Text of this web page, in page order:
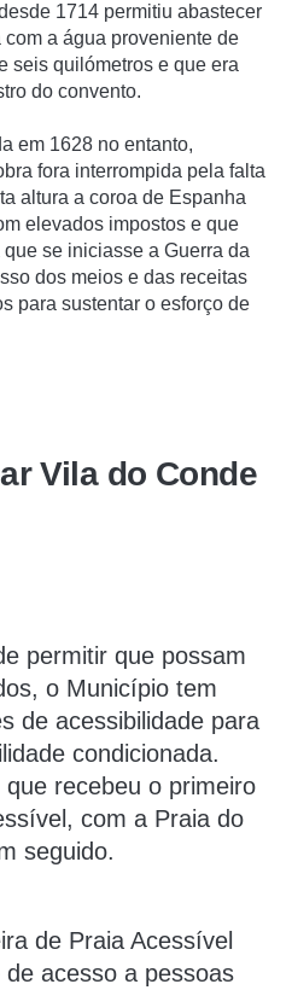
1714 permitiu abastecer
a água proveniente de
seis quilómetros e que era
do convento.
em 1628 no entanto,
fora interrompida pela falta
altura a coroa de Espanha
elevados impostos e que
se iniciasse a Guerra da
dos meios e das receitas
para sustentar o esforço de
Vila do Conde
permitir que possam
o Município tem
de acessibilidade para
condicionada.
recebeu o primeiro
com a Praia do
seguido.
de Praia Acessível
acesso a pessoas